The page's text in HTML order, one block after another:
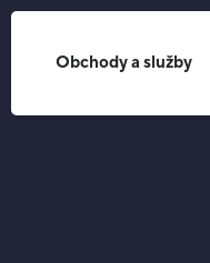
Obchody a služby